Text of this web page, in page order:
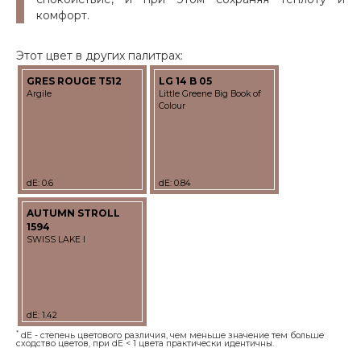
комфорт.
Этот цвет в других палитрах:
GRES ROUGE T512
Argile
dE: 0.6
LG 14 B 05
Little Greene Big Book of
Colour
dE: 0.84
AUTUMN STROLL
1594
SWISS LAKE I
dE: 1.42
* dE - степень цветового различия, чем меньше значение тем больше
сходство цветов, при dE < 1 цвета практически идентичны.